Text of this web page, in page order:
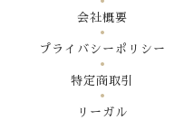
会社概要
プライバシーポリシー
特定商取引
リーガル